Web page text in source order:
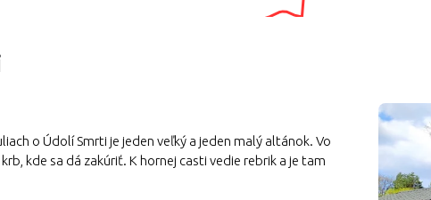
o Údolí Smrti je jeden veľký a jeden malý altánok. Vo
kde sa dá zakúriť. K hornej casti vedie rebrik a je tam